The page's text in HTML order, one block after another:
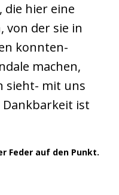
die hier eine
von der sie in
konnten-
machen,
sieht- mit uns
Dankbarkeit ist
Feder auf den Punkt.